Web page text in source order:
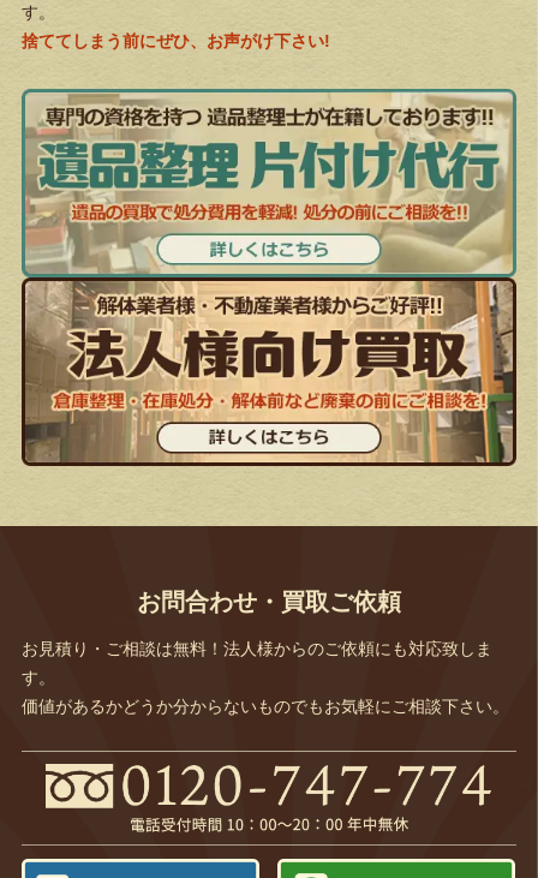
す。
捨ててしまう前にぜひ、お声がけ下さい!
お問合わせ・買取ご依頼
お見積り・ご相談は無料！法人様からのご依頼にも対応致しま
す。
価値があるかどうか分からないものでもお気軽にご相談下さい。